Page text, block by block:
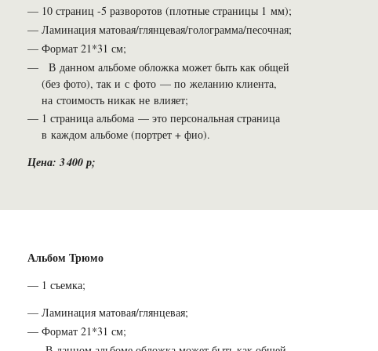
10 страниц -5 разворотов (плотные страницы 1 мм);
Ламинация матовая/глянцевая/голограмма/песочная;
Формат 21*31 см;
В данном альбоме обложка может быть как общей
(без фото), так и с фото — по желанию клиента,
на стоимость никак не влияет;
1 страница альбома — это персональная страница
в каждом альбоме (портрет + фио).
Цена: 3 400 р;
Альбом Трюмо
1 съемка;
Ламинация матовая/глянцевая;
Формат 21*31 см;